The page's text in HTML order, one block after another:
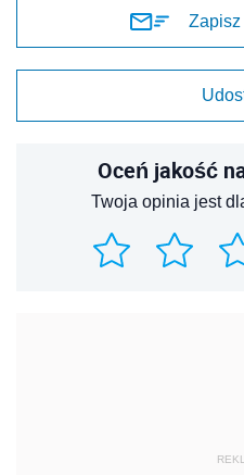
Zapisz
Oceń jakość
Twoja opinia jest